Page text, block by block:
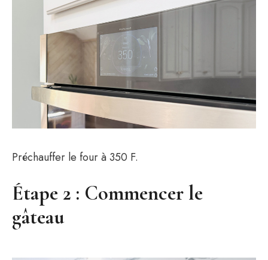
Préchauffer le four à 350 F.
Étape 2 : Commencer le
gâteau